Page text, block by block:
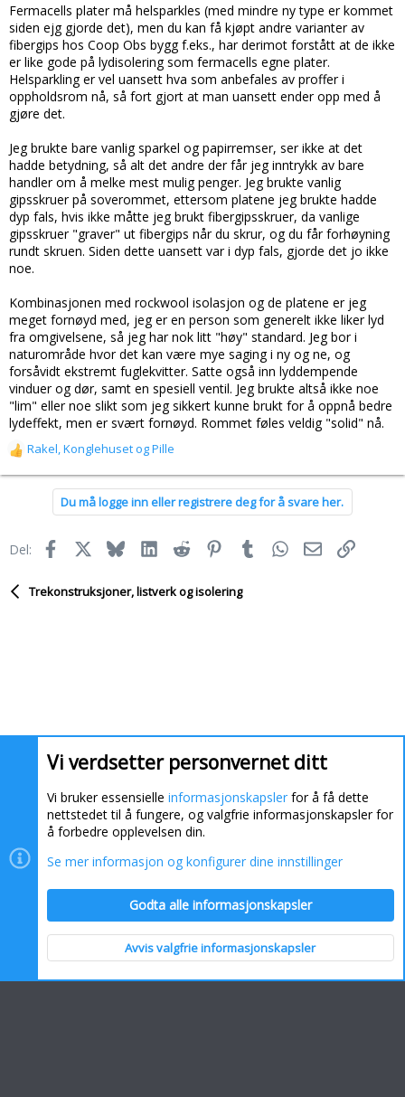
Fermacells plater må helsparkles (med mindre ny type er kommet
siden ejg gjorde det), men du kan få kjøpt andre varianter av
fibergips hos Coop Obs bygg f.eks., har derimot forstått at de ikke
er like gode på lydisolering som fermacells egne plater.
Helsparkling er vel uansett hva som anbefales av proffer i
oppholdsrom nå, så fort gjort at man uansett ender opp med å
gjøre det.
Jeg brukte bare vanlig sparkel og papirremser, ser ikke at det
hadde betydning, så alt det andre der får jeg inntrykk av bare
handler om å melke mest mulig penger. Jeg brukte vanlig
gipsskruer på soverommet, ettersom platene jeg brukte hadde
dyp fals, hvis ikke måtte jeg brukt fibergipsskruer, da vanlige
gipsskruer "graver" ut fibergips når du skrur, og du får forhøyning
rundt skruen. Siden dette uansett var i dyp fals, gjorde det jo ikke
noe.
Kombinasjonen med rockwool isolasjon og de platene er jeg
meget fornøyd med, jeg er en person som generelt ikke liker lyd
fra omgivelsene, så jeg har nok litt "høy" standard. Jeg bor i
naturområde hvor det kan være mye saging i ny og ne, og
forsåvidt ekstremt fuglekvitter. Satte også inn lyddempende
vinduer og dør, samt en spesiell ventil. Jeg brukte altså ikke noe
"lim" eller noe slikt som jeg sikkert kunne brukt for å oppnå bedre
lydeffekt, men er svært fornøyd. Rommet føles veldig "solid" nå.
R
e
o
e
Rakel,KonglehusetogPille
Du må logge inn eller registrere deg for å svare her.
Del: Facebook BlueskyLinkedInReddit PinterestTumblr WhatsApp
E-postLink
Trekonstruksjoner, listverk og isolering
Informasjonskapsler Kontakt oss Hjelp
Topp Bunn
Vi verdsetter personvernet ditt
Vi bruker essensielle informasjonskapsler for å få dette
nettstedet til å fungere, og valgfrie informasjonskapsler for
å forbedre opplevelsen din.
Se mer informasjon og konfigurer dine innstillinger
Godta alle informasjonskapsler
Avvis valgfrie informasjonskapsler